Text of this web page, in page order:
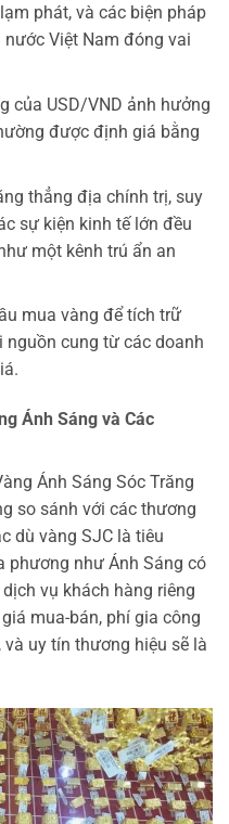
phát, và các biện pháp
Việt Nam đóng vai
của USD/VND ảnh hưởng
được định giá bằng
thẳng địa chính trị, suy
sự kiện kinh tế lớn đều
một kênh trú ẩn an
mua vàng để tích trữ
nguồn cung từ các doanh
Ánh Sáng và Các
Ánh Sáng Sóc Trăng
so sánh với các thương
dù vàng SJC là tiêu
phương như Ánh Sáng có
vụ khách hàng riêng
mua-bán, phí gia công
uy tín thương hiệu sẽ là